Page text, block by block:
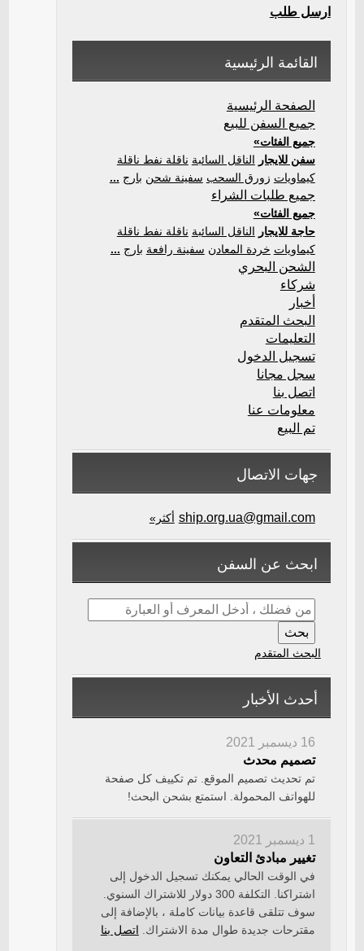
ارسل طلب
القائمة الرئيسية
الصفحة الرئيسية
جميع السفن للبيع
جميع الفئات»
سفن للايجار الناقل السائبة ناقلة نفط ناقلة
كيماويات زورق السحب سفينة شحن بارج ...
جميع طلبات الشراء
جميع الفئات»
حاجة للايجار الناقل السائبة ناقلة نفط ناقلة
كيماويات خردة المعادن سفينة رافعة بارج ...
الشحن البحري
شركاء
أخبار
البحث المتقدم
التعليمات
تسجيل الدخول
سجل مجانا
اتصل بنا
معلومات عنا
تم البيع
جهات الاتصال
ship.org.ua@gmail.com أكثر»
ابحث عن السفن
البحث المتقدم
أحدث الأخبار
16 ديسمبر 2021
تصميم محدث
تم تحديث تصميم الموقع. تم تكييف كل صفحة
للهواتف المحمولة. استمتع بشحن البحث!
1 ديسمبر 2021
تغيير مبادئ التعاون
في الوقت الحالي يمكنك تسجيل الدخول إلى
اشتراكنا. التكلفة 300 دولار للاشتراك السنوي.
سوف تتلقى قاعدة بيانات كاملة ، بالإضافة إلى
مقترحات جديدة طوال مدة الاشتراك. اتصل بنا